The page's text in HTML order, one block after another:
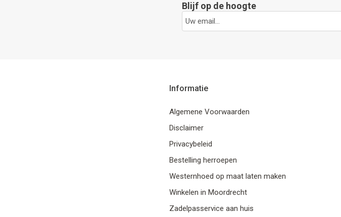
Blijf op de hoogte
Informatie
Algemene Voorwaarden
Disclaimer
Privacybeleid
Bestelling herroepen
Westernhoed op maat laten maken
Winkelen in Moordrecht
Zadelpasservice aan huis